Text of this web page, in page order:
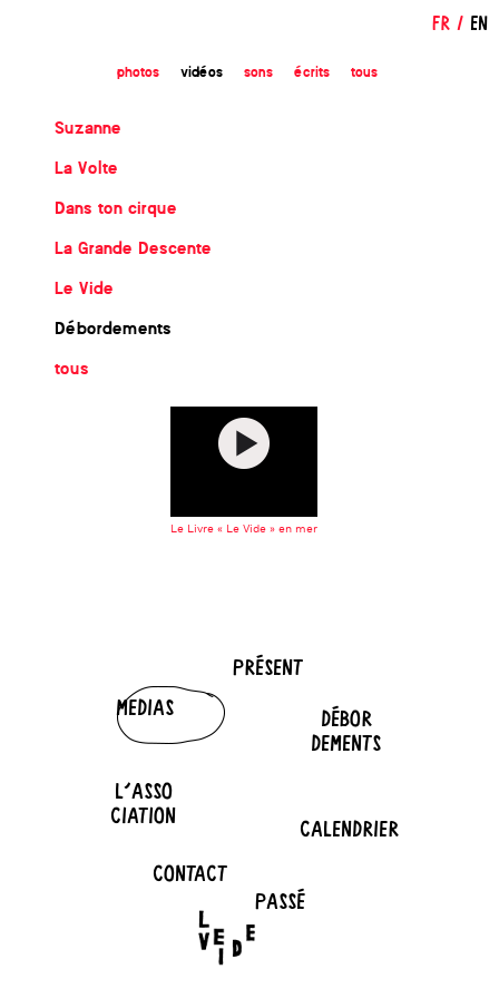
photos vidéos sons écrits tous
Suzanne
La Volte
Dans ton cirque
La Grande Descente
Le Vide
Débordements
tous
Le Livre « Le Vide » en mer
PRÉSENT
DÉBOR
DEMENTS
CALENDRIER
CONTACT
PASSÉ
L'ASSO
CIATION
MEDIAS
FR / EN